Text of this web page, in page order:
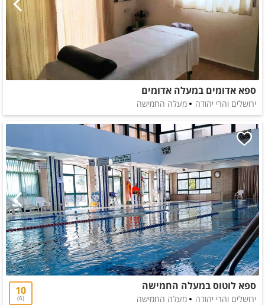
ספא אדומים במעלה אדומים
ירושלים והרי יהודה מעלה החמישה
ספא לוטוס במעלה החמישה
ירושלים והרי יהודה מעלה החמישה
10
6